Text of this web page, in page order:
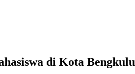
di Kota Bengkulu